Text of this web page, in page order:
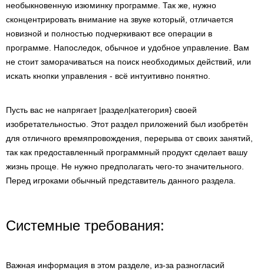
необыкновенную изюминку программе. Так же, нужно
сконцентрировать внимание на звуке который, отличается
новизной и полностью подчеркивают все операции в
программе. Напоследок, обычное и удобное управление. Вам
не стоит заморачиваться на поиск необходимых действий, или
искать кнопки управления - всё интуитивно понятно.
Пусть вас не напрягает |раздел|категория} своей
изобретательностью. Этот раздел приложений был изобретён
для отличного времяпровождения, перерыва от своих занятий,
так как предоставленный программный продукт сделает вашу
жизнь проще. Не нужно предполагать чего-то значительного.
Перед игроками обычный представитель данного раздела.
Системные требования:
Важная информация в этом разделе, из-за разногласий